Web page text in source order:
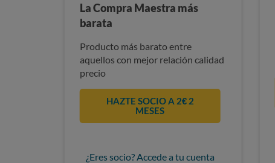
La Compra Maestra más
barata
Producto más barato entre
aquellos con mejor relación calidad
precio
HAZTE SOCIO A 2€ 2
MESES
¿Eres socio? Accede a tu cuenta